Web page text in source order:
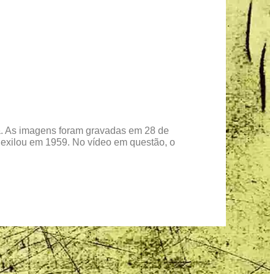
imagens foram gravadas em 28 de
em 1959. No vídeo em questão, o